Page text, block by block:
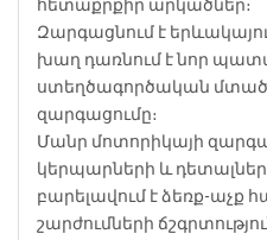
հետաքրքիր արկածներ։
Զարգացնում է
խաղ դառնում է նոր
ստեղծագործական
զարգացումը։
Մանր մոտորիկայի
կերպարների և
բարելավում է ձեռք-աչք
շարժումների